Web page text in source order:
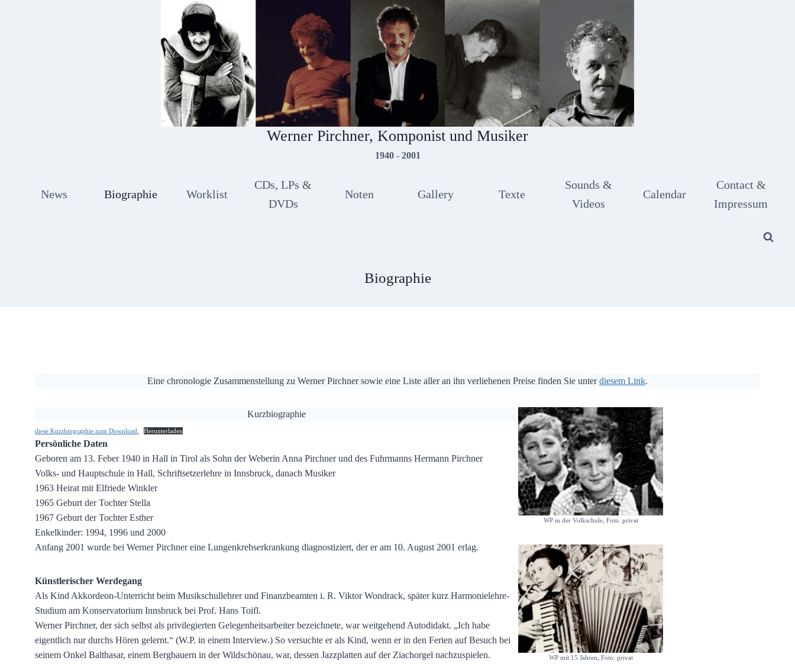
Werner Pirchner, Komponist und Musiker
1940 - 2001
News Biographie Worklist
CDs, LPs &
DVDs
Noten Gallery Texte
Sounds &
Videos
Calendar
Contact &
Impressum
Biographie
Eine chronologie Zusammenstellung zu Werner Pirchner sowie eine Liste aller an ihn verliehenen Preise finden Sie unterdiesem Link.
Kurzbiographie
diese Kurzbiographie zum Download: Herunterladen
Persönliche Daten
Geboren am 13. Feber 1940 in Hall in Tirol als Sohn der Weberin Anna Pirchner und des Fuhrmanns Hermann Pirchner
Volks- und Hauptschule in Hall, Schriftsetzerlehre in Innsbruck, danach Musiker
1963 Heirat mit Elfriede Winkler
1965 Geburt der Tochter Stella
1967 Geburt der Tochter Esther
Enkelkinder: 1994, 1996 und 2000
Anfang 2001 wurde bei Werner Pirchner eine Lungenkrebserkrankung diagnostiziert, der er am 10. August 2001 erlag.
Künstlerischer Werdegang
Als Kind Akkordeon-Unterricht beim Musikschullehrer und Finanzbeamten i. R. Viktor Wondrack, später kurz Harmonielehre-
Studium am Konservatorium Innsbruck bei Prof. Hans Toifl.
Werner Pirchner, der sich selbst als privilegierten Gelegenheitsarbeiter bezeichnete, war weitgehend Autodidakt. „Ich habe
eigentlich nur durchs Hören gelernt.“ (W.P. in einem Interview.) So versuchte er als Kind, wenn er in den Ferien auf Besuch bei
seinem Onkel Balthasar, einem Bergbauern in der Wildschönau, war, dessen Jazzplatten auf der Ziachorgel nachzuspielen.
WP in der Volkschule, Foto: privat
WP mit 15 Jahren, Foto: privat